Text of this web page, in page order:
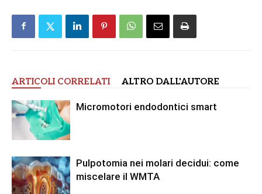
ARTICOLI CORRELATI ALTRO DALL'AUTORE
Micromotori endodontici smart
Pulpotomia nei molari decidui: come
miscelare il WMTA